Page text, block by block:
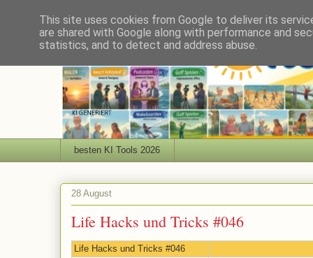
besten KI Tools 2026
28 August
Life Hacks und Tricks #046
Life Hacks und Tricks #046
This site uses cookies from Google to deliver its
are shared with Google along with performance and
statistics, and to detect and address abuse.